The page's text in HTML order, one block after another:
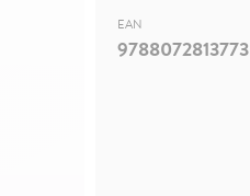
EAN
9788072813773